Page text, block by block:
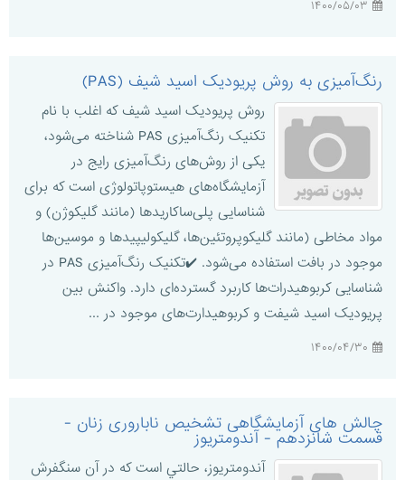
رنگ‌آمیزی به روش پریودیک اسید شیف (PAS)
روش پریودیک اسید شیف که اغلب با نام
تکنیک رنگ‌آمیزی PAS شناخته می‌شود،
یکی از روش‌های رنگ‌آمیزی رایج در
آزمایشگاه‌های هیستوپاتولوژی است که برای
شناسایی پلی‌ساکاریدها (مانند گلیکوژن) و
مواد مخاطی (مانند گلیکوپروتئین‌ها، گلیکولیپیدها و موسین‌ها
موجود در بافت استفاده می‌شود. ✔️تکنیک رنگ‌آمیزی PAS در
شناسایی کربوهیدرات‌ها کاربرد گسترده‌ای دارد. واکنش بین
پریودیک اسید شیفت و کربوهیدارت‌های موجود در ...
چالش های آزمایشگاهی تشخیص ناباروری زنان -
قسمت شانزدهم - آندومتريوز
آندومتريوز، حالتي است كه در آن سنگفرش